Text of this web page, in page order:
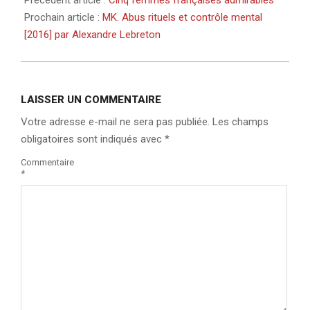
Prochain article : MK. Abus rituels et contrôle mental
[2016] par Alexandre Lebreton
LAISSER UN COMMENTAIRE
Votre adresse e-mail ne sera pas publiée. Les champs
obligatoires sont indiqués avec *
Commentaire
*